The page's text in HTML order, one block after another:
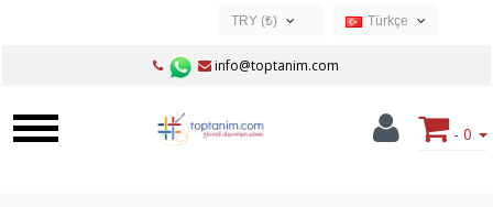
Türkçe
TRY (₺)
TRY (₺)
info@toptanim.com
- 0